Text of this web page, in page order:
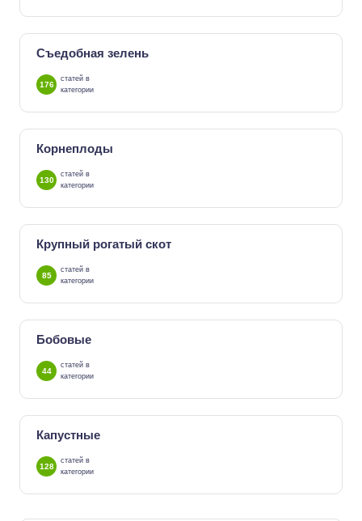
Съедобная зелень
176
статей в
категории
Корнеплоды
130
статей в
категории
Крупный рогатый скот
85
статей в
категории
Бобовые
44
статей в
категории
Капустные
128
статей в
категории